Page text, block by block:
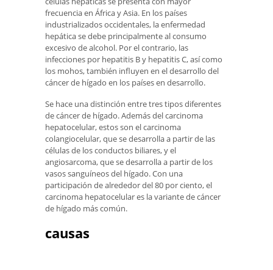
frecuencia en África y Asia. En los países
industrializados occidentales, la enfermedad
hepática se debe principalmente al consumo
excesivo de alcohol. Por el contrario, las
infecciones por hepatitis B y hepatitis C, así como
los mohos, también influyen en el desarrollo del
cáncer de hígado en los países en desarrollo.
Se hace una distinción entre tres tipos diferentes
de cáncer de hígado. Además del carcinoma
hepatocelular, estos son el carcinoma
colangiocelular, que se desarrolla a partir de las
células de los conductos biliares, y el
angiosarcoma, que se desarrolla a partir de los
vasos sanguíneos del hígado. Con una
participación de alrededor del 80 por ciento, el
carcinoma hepatocelular es la variante de cáncer
de hígado más común.
causas